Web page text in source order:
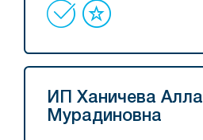
ИП Ханичева Алла
Мурадиновна